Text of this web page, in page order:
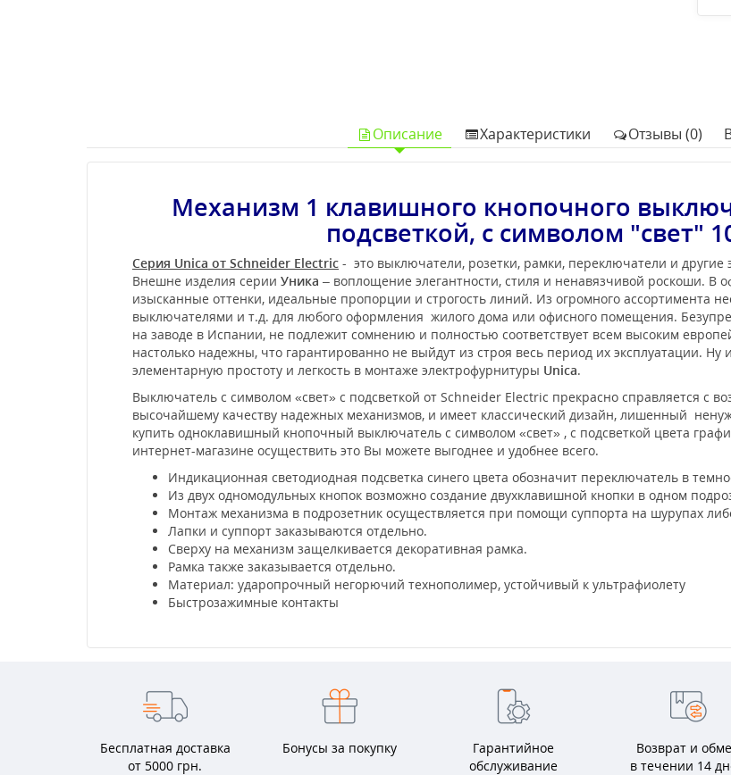
Описание Характеристики Отзывы (0)
Механизм 1 клавишного кнопочного
подсветкой, с символом "свет"
Серия Unica от Schneider Electric - это выключатели, розетки, рамки, переключатели и
Внешне изделия серии Уника – воплощение элегантности, стиля и ненавязчивой роскоши. В
изысканные оттенки, идеальные пропорции и строгость линий. Из огромного ассортимента
выключателями и т.д. для любого оформления жилого дома или офисного помещения.
на заводе в Испании, не подлежит сомнению и полностью соответствует всем высоким
настолько надежны, что гарантированно не выйдут из строя весь период их эксплуатации. Ну
элементарную простоту и легкость в монтаже электрофурнитуры Unica.
Выключатель с символом «свет» с подсветкой от Schneider Electric прекрасно справляется с
высочайшему качеству надежных механизмов, и имеет классический дизайн, лишенный
купить одноклавишный кнопочный выключатель с символом «свет» , с подсветкой цвета
интернет-магазине осуществить это Вы можете выгоднее и удобнее всего.
Индикационная светодиодная подсветка синего цвета обозначит переключатель в
Из двух одномодульных кнопок возможно создание двухклавишной кнопки в одном
Монтаж механизма в подрозетник осуществляется при помощи суппорта на шурупах
Лапки и суппорт заказываются отдельно.
Сверху на механизм защелкивается декоративная рамка.
Рамка также заказывается отдельно.
Материал: ударопрочный негорючий технополимер, устойчивый к ультрафиолету
Быстрозажимные контакты
Бесплатная доставка
от 5000 грн.
Бонусы за покупку
Гарантийное
обслуживание
Возврат и
в течении 14